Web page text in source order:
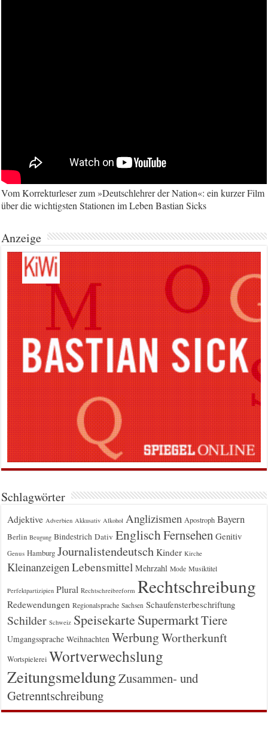
Vom Korrekturleser zum »Deutschlehrer der Nation«: ein kurzer Film
über die wichtigsten Stationen im Leben Bastian Sicks
Anzeige
Schlagwörter
Adjektive Adverbien Akkusativ Alkohol Anglizismen Apostroph Bayern
Berlin Beugung Bindestrich Dativ EnglischFernsehen Genitiv
Genus Hamburg Journalistendeutsch Kinder Kirche
Kleinanzeigen Lebensmittel Mehrzahl Mode Musiktitel
Perfektpartizipien Plural Rechtschreibreform Rechtschreibung
Redewendungen Regionalsprache Sachsen Schaufensterbeschriftung
Schilder Schweiz Speisekarte SupermarktTiere
Umgangssprache Weihnachten WerbungWortherkunft
Wortspielerei Wortverwechslung
ZeitungsmeldungZusammen- und
Getrenntschreibung